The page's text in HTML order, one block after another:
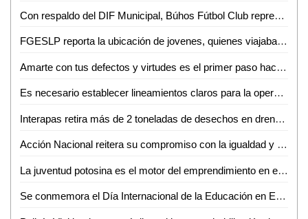
Con respaldo del DIF Municipal, Búhos Fútbol Club representa a San Luis Capital en torneo internacional de fútbol para ciegos
FGESLP reporta la ubicación de jovenes, quienes viajaban sobre la carretera federal 49
Amarte con tus defectos y virtudes es el primer paso hacia el amor propio: Hadali Borjas
Es necesario establecer lineamientos claros para la operación del padrón de deudores alimentarios
Interapas retira más de 2 toneladas de desechos en drenajes durante los primeros días del año.
Acción Nacional reitera su compromiso con la igualdad y condena la violencia política de género contra la diputada Lilia Olivares
La juventud potosina es el motor del emprendimiento en el estado: Edgardo Medina
Se conmemora el Día Internacional de la Educación en Escuelas Municipales de San Luis Capital